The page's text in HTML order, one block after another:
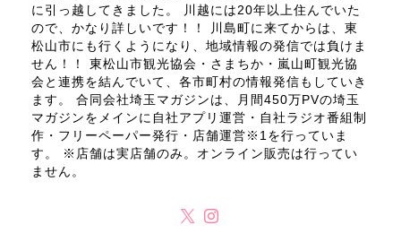
に引っ越してきました。 川越には20年以上住んでいた
ので、かなり詳しいです！！ 川島町に来てからは、東
松山市にも行くようになり、地域情報の発信では負けま
せん！！ 東松山市観光協会・さまちか・嵐山町観光協
会と連携を結んでいて、各市町村の情報発信もしていき
ます。 合同会社埼玉マガジンは、月間450万PVの埼玉
マガジンをメインに自社アプリ運営・自社ラジオ番組制
作・フリーペーパー発行・店舗運営※1を行っていま
す。 ※店舗は実店舗のみ。オンライン販売は行ってい
ません。